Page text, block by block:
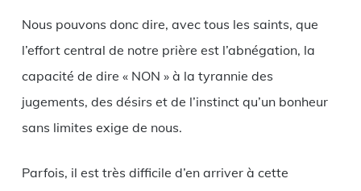
Nous pouvons donc dire, avec tous les saints, que
l’effort central de notre prière est l’abnégation, la
capacité de dire « NON » à la tyrannie des
jugements, des désirs et de l’instinct qu’un bonheur
sans limites exige de nous.
Parfois, il est très difficile d’en arriver à cette